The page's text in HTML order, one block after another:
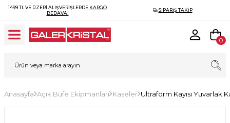
1499 TL VE ÜZERI ALIŞVERIŞLERDE KARGO
BEDAVA!
SIPARIŞ TAKIP
0
Anasayfa Açık Büfe Ekipmanları Kaseler Ultraform Kayısı Yuvarlak